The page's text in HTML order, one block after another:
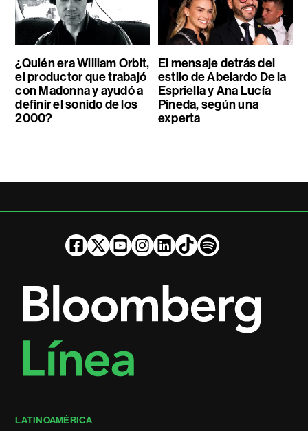
¿Quién era William Orbit,
el productor que trabajó
con Madonna y ayudó a
definir el sonido de los
2000?
El mensaje detrás del
estilo de Abelardo De la
Espriella y Ana Lucía
Pineda, según una
experta
LATINOAMÉRICA